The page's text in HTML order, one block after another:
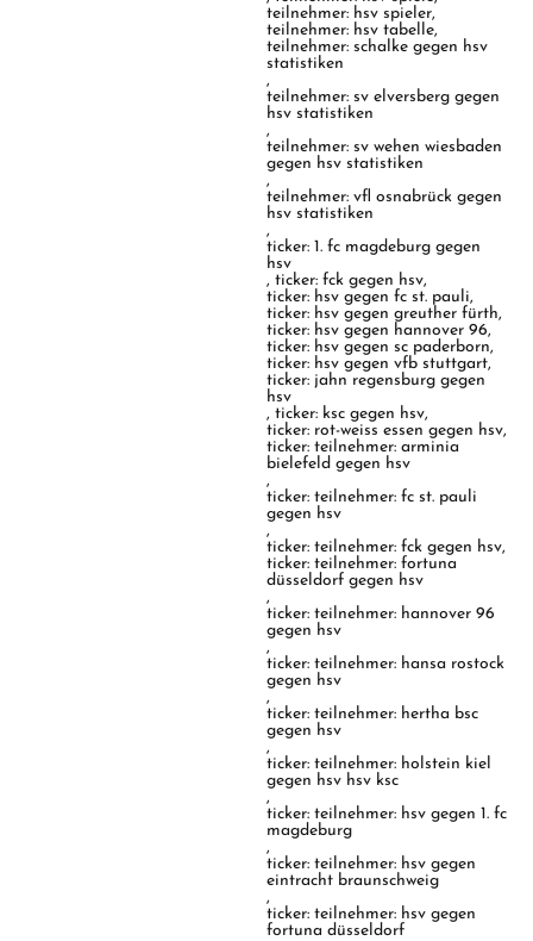
teilnehmer: hsv spieler,
teilnehmer: hsv tabelle,
teilnehmer: schalke gegen hsv
statistiken
,
teilnehmer: sv elversberg gegen
hsv statistiken
,
teilnehmer: sv wehen wiesbaden
gegen hsv statistiken
,
teilnehmer: vfl osnabrück gegen
hsv statistiken
,
ticker: 1. fc magdeburg gegen
hsv
,ticker: fck gegen hsv,
ticker: hsv gegen fc st. pauli,
ticker: hsv gegen greuther fürth,
ticker: hsv gegen hannover 96,
ticker: hsv gegen sc paderborn,
ticker: hsv gegen vfb stuttgart,
ticker: jahn regensburg gegen
hsv
,ticker: ksc gegen hsv,
ticker: rot-weiss essen gegen hsv,
ticker: teilnehmer: arminia
bielefeld gegen hsv
,
ticker: teilnehmer: fc st. pauli
gegen hsv
,
ticker: teilnehmer: fck gegen hsv,
ticker: teilnehmer: fortuna
düsseldorf gegen hsv
,
ticker: teilnehmer: hannover 96
gegen hsv
,
ticker: teilnehmer: hansa rostock
gegen hsv
,
ticker: teilnehmer: hertha bsc
gegen hsv
,
ticker: teilnehmer: holstein kiel
gegen hsv hsv ksc
,
ticker: teilnehmer: hsv gegen 1. fc
magdeburg
,
ticker: teilnehmer: hsv gegen
eintracht braunschweig
,
ticker: teilnehmer: hsv gegen
fortuna düsseldorf